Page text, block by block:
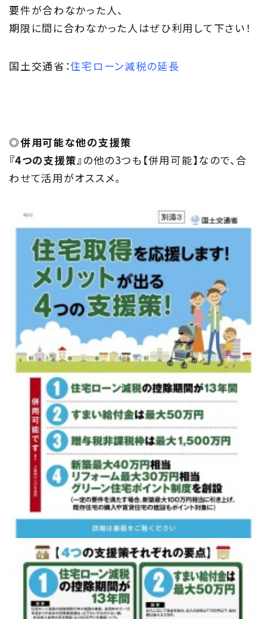
要件が合わなかった人、
期限に間に合わなかった人はぜひ利用して下さい！
国土交通省：住宅ローン減税の延長
◎併用可能な他の支援策
『4つの支援策』の他の3つも【併用可能】なので、合
わせて活用がオススメ。